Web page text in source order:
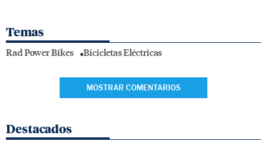
Temas
Rad Power Bikes Bicicletas Eléctricas
MOSTRAR COMENTARIOS
Destacados